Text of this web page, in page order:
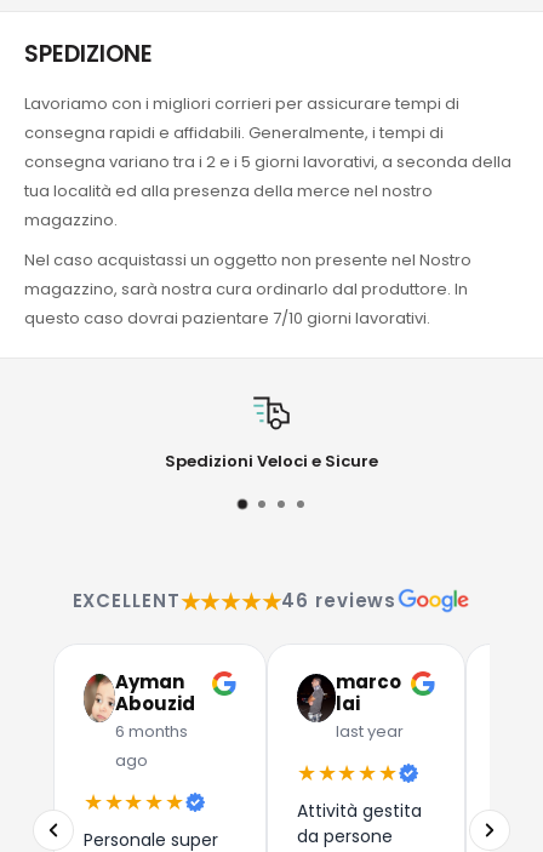
SPEDIZIONE
Lavoriamo con i migliori corrieri per assicurare tempi di
consegna rapidi e affidabili. Generalmente, i tempi di
consegna variano tra i 2 e i 5 giorni lavorativi, a seconda della
tua località ed alla presenza della merce nel nostro
magazzino.
Nel caso acquistassi un oggetto non presente nel Nostro
magazzino, sarà nostra cura ordinarlo dal produttore. In
questo caso dovrai pazientare 7/10 giorni lavorativi.
Spedizioni Veloci e Sicure
EXCELLENT★★★★★46 reviews
Ayman
Abouzid
6 months
ago
★★★★★
Personale super
marco
lai
last year
★★★★★
Attività gestita
da persone
Due
che